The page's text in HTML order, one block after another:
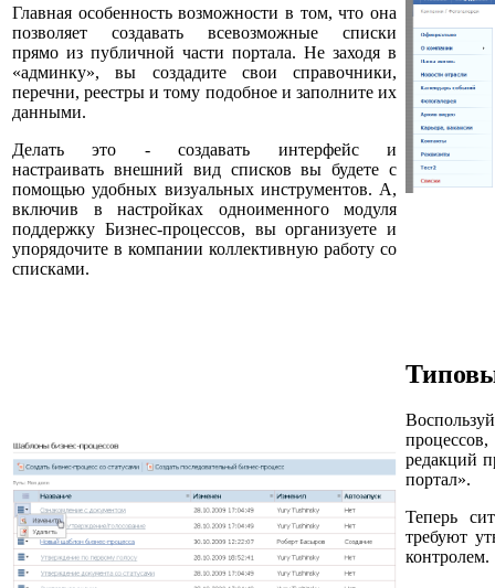
Главная особенность возможности в том, что она
позволяет создавать всевозможные списки
прямо из публичной части портала. Не заходя в
«админку», вы создадите свои справочники,
перечни, реестры и тому подобное и заполните их
данными.
Делать это - создавать интерфейс и
настраивать внешний вид списков вы будете с
помощью удобных визуальных инструментов. А,
включив в настройках одноименного модуля
поддержку Бизнес-процессов, вы организуете и
упорядочите в компании коллективную работу со
списками.
редакций
портал».
Теперь
требуют
контролем.